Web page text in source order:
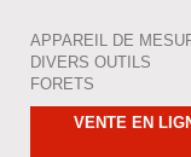
APPAREIL DE
DIVERS OUTILS
FORETS
VENTE EN